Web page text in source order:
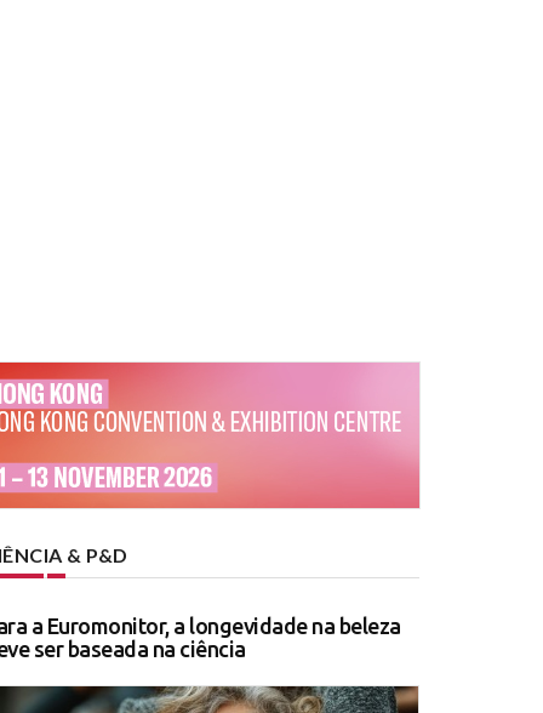
& P&D
a Euromonitor, a longevidade na beleza
ser baseada na ciência